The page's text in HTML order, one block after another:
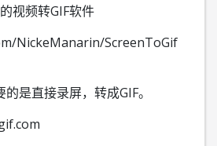
视频转GIF软件
NickeManarin/ScreenToGif
的是直接录屏，转成GIF。